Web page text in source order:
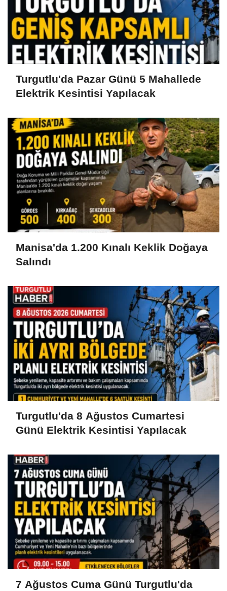
Turgutlu'da Pazar Günü 5 Mahallede
Elektrik Kesintisi Yapılacak
Manisa'da 1.200 Kınalı Keklik Doğaya
Salındı
Turgutlu'da 8 Ağustos Cumartesi
Günü Elektrik Kesintisi Yapılacak
7 Ağustos Cuma Günü Turgutlu'da